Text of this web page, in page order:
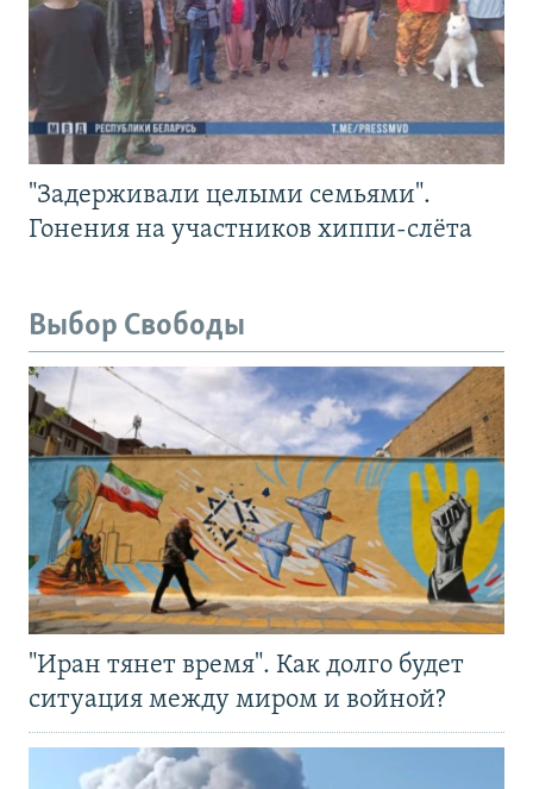
"Задерживали целыми семьями".
Гонения на участников хиппи-слёта
Выбор Свободы
"Иран тянет время". Как долго будет
ситуация между миром и войной?